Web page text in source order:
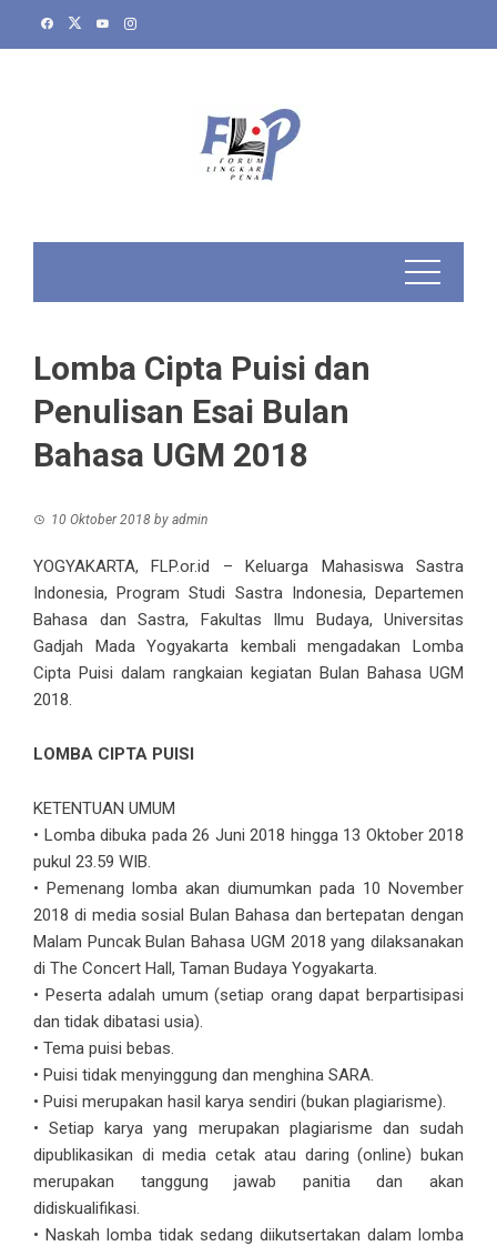
Lomba Cipta Puisi dan
Penulisan Esai Bulan
Bahasa UGM 2018
10 Oktober 2018 by admin
YOGYAKARTA, FLP.or.id – Keluarga Mahasiswa Sastra
Indonesia, Program Studi Sastra Indonesia, Departemen
Bahasa dan Sastra, Fakultas Ilmu Budaya, Universitas
Gadjah Mada Yogyakarta kembali mengadakan Lomba
Cipta Puisi dalam rangkaian kegiatan Bulan Bahasa UGM
2018.
LOMBA CIPTA PUISI
KETENTUAN UMUM
• Lomba dibuka pada 26 Juni 2018 hingga 13 Oktober 2018
pukul 23.59 WIB.
• Pemenang lomba akan diumumkan pada 10 November
2018 di media sosial Bulan Bahasa dan bertepatan dengan
Malam Puncak Bulan Bahasa UGM 2018 yang dilaksanakan
di The Concert Hall, Taman Budaya Yogyakarta.
• Peserta adalah umum (setiap orang dapat berpartisipasi
dan tidak dibatasi usia).
• Tema puisi bebas.
• Puisi tidak menyinggung dan menghina SARA.
• Puisi merupakan hasil karya sendiri (bukan plagiarisme).
• Setiap karya yang merupakan plagiarisme dan sudah
dipublikasikan di media cetak atau daring (online) bukan
merupakan tanggung jawab panitia dan akan
didiskualifikasi.
• Naskah lomba tidak sedang diikutsertakan dalam lomba